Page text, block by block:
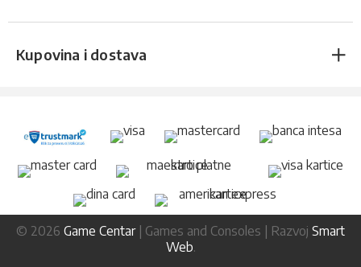
Kupovina i dostava
© 2026 Game Centar| Games and Consoles | Razvoj Smart
Web.